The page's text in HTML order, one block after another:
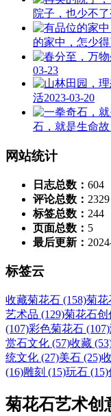
院子，也少不了
的家中，怎少
03-23
活2023-03-20
石，就是生命
网站统计
日志总数： 604
评论总数： 2329
标签总数： 244
页面总数： 5
最后更新：
标签云
收藏菊花石 (158)菊花
艺术品 (129)菊花石创
(107)彩色菊花石 (107)
赏石文化 (57)收藏
统文化 (27)美石 (25)
(16)雕刻 (15)玩石 (15)
菊花石艺术创